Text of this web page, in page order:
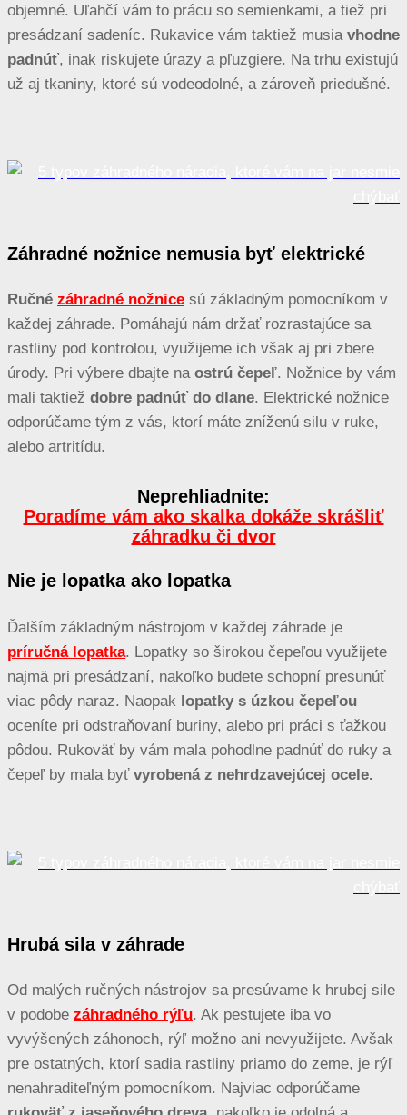
objemné. Uľahčí vám to prácu so semienkami, a tiež pri
presádzaní sadeníc. Rukavice vám taktiež musia vhodne
padnúť, inak riskujete úrazy a pľuzgiere. Na trhu existujú
už aj tkaniny, ktoré sú vodeodolné, a zároveň priedušné.
Záhradné nožnice nemusia byť elektrické
Ručné záhradné nožnice sú základným pomocníkom v
každej záhrade. Pomáhajú nám držať rozrastajúce sa
rastliny pod kontrolou, využijeme ich však aj pri zbere
úrody. Pri výbere dbajte na ostrú čepeľ. Nožnice by vám
mali taktiež dobre padnúť do dlane. Elektrické nožnice
odporúčame tým z vás, ktorí máte zníženú silu v ruke,
alebo artritídu.
Neprehliadnite:
Poradíme vám ako skalka dokáže skrášliť
záhradku či dvor
Nie je lopatka ako lopatka
Ďalším základným nástrojom v každej záhrade je
príručná lopatka. Lopatky so širokou čepeľou využijete
najmä pri presádzaní, nakoľko budete schopní presunúť
viac pôdy naraz. Naopak lopatky s úzkou čepeľou
oceníte pri odstraňovaní buriny, alebo pri práci s ťažkou
pôdou. Rukoväť by vám mala pohodlne padnúť do ruky a
čepeľ by mala byť vyrobená z nehrdzavejúcej ocele.
Hrubá sila v záhrade
Od malých ručných nástrojov sa presúvame k hrubej sile
v podobe záhradného rýľu. Ak pestujete iba vo
vyvýšených záhonoch, rýľ možno ani nevyužijete. Avšak
pre ostatných, ktorí sadia rastliny priamo do zeme, je rýľ
nenahraditeľným pomocníkom. Najviac odporúčame